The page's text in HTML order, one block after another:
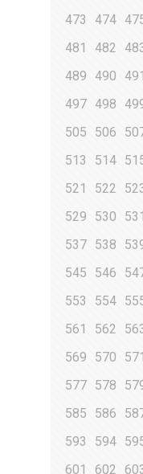
473 474
481
482
489
490 491
497 498
505
506
513
514
521
522
529
530 531
537 538
545
546
553
554
561
562
569
570 571
577 578
585
586
593
594
601
602